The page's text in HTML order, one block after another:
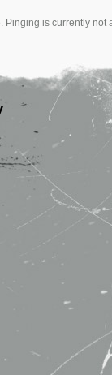
Pinging is currently not